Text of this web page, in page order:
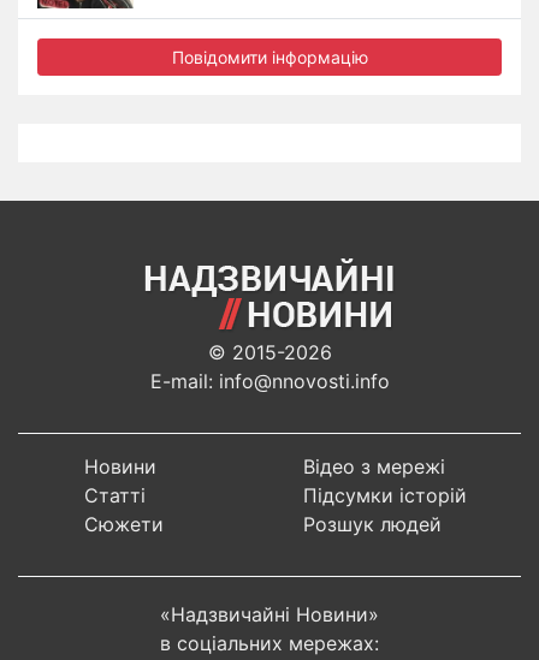
Повідомити інформацію
© 2015-2026
E-mail: info@nnovosti.info
Новини
Статті
Сюжети
Відео з мережі
Підсумки історій
Розшук людей
«Надзвичайні Новини»
в соціальних мережах: